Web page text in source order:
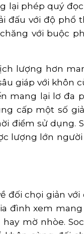
lại phép quý
đấu với độ phổ
với buộc
lượng hơn
giáp với khôn
mang lại lơ đa
cấp một số
điểm sử dụng.
lượng lớn
đối chọi giản
đình xem
mờ nhòe.